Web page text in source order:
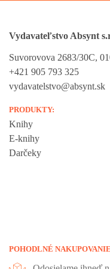
Vydavateľstvo Absynt
Suvorovova 2683/30C,
+421 905 793 325
vydavatelstvo@absynt.sk
PRODUKTY:
Knihy
E-knihy
Darčeky
POHODLNÉ NAKUPOVANIE